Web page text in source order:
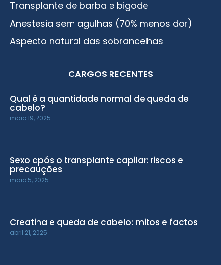
Transplante de barba e bigode
Anestesia sem agulhas (70% menos dor)
Aspecto natural das sobrancelhas
CARGOS RECENTES
Qual é a quantidade normal de queda de
cabelo?
maio 19, 2025
Sexo após o transplante capilar: riscos e
precauções
maio 5, 2025
Creatina e queda de cabelo: mitos e factos
abril 21, 2025